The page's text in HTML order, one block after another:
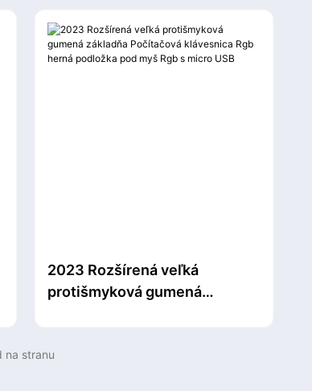
prenosný počítač Rgb
2023 Rozšírená veľká
protišmyková gumená
podložka pod myš Rgb s micro